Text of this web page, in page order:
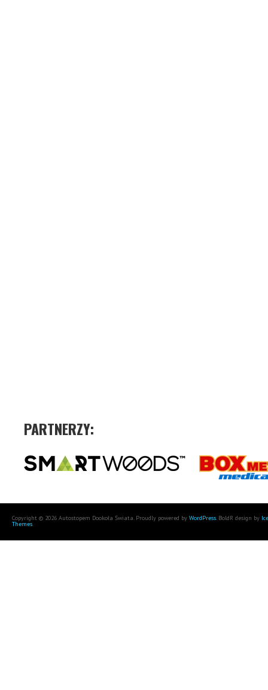
PARTNERZY:
Copyright © 2026 Autostopem Dookoła Świata. Proudly powered by WordPress. BoldR design by
Themes.